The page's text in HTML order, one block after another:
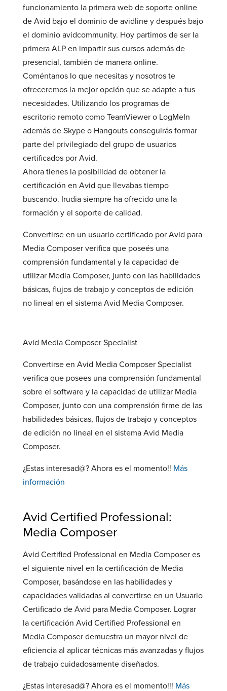
funcionamiento la primera web de soporte online
de Avid bajo el dominio de avidline y después bajo
el dominio avidcommunity. Hoy partimos de ser la
primera ALP en impartir sus cursos además de
presencial, también de manera online.
Coméntanos lo que necesitas y nosotros te
ofreceremos la mejor opción que se adapte a tus
necesidades. Utilizando los programas de
escritorio remoto como TeamViewer o LogMeIn
además de Skype o Hangouts conseguirás formar
parte del privilegiado del grupo de usuarios
certificados por Avid.
Ahora tienes la posibilidad de obtener la
certificación en Avid que llevabas tiempo
buscando. Irudia siempre ha ofrecido una la
formación y el soporte de calidad.
Convertirse en un usuario certificado por Avid para
Media Composer verifica que poseés una
comprensión fundamental y la capacidad de
utilizar Media Composer, junto con las habilidades
básicas, flujos de trabajo y conceptos de edición
no lineal en el sistema Avid Media Composer.
Avid Media Composer Specialist
Convertirse en Avid Media Composer Specialist
verifica que posees una comprensión fundamental
sobre el software y la capacidad de utilizar Media
Composer, junto con una comprensión firme de las
habilidades básicas, flujos de trabajo y conceptos
de edición no lineal en el sistema Avid Media
Composer.
¿Estas interesad@? Ahora es el momento!! Más
información
Avid Certified Professional:
Media Composer
Avid Certified Professional en Media Composer es
el siguiente nivel en la certificación de Media
Composer, basándose en las habilidades y
capacidades validadas al convertirse en un Usuario
Certificado de Avid para Media Composer. Lograr
la certificación Avid Certified Professional en
Media Composer demuestra un mayor nivel de
eficiencia al aplicar técnicas más avanzadas y flujos
de trabajo cuidadosamente diseñados.
¿Estas interesad@? Ahora es el momento!!! Más